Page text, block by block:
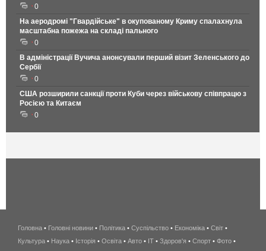
0
На аеродромі "Гвардійське" в окупованому Криму спалахнула
масштабна пожежа на складі пального
0
В адміністрації Вучича анонсували перший візит Зеленського до
Сербії
0
США розширили санкції проти Куби через військову співпрацю з
Росією та Китаєм
0
беспроводной
интернет
Головна • Головні новини • Політика • Суспільство • Економіка • Світ •
Культура • Наука • Історія • Освіта • Авто • IT • Здоров'я • Спорт • Фото •